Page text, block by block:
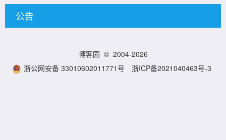
公告
博客园 © 2004-2026
浙公网安备 33010602011771号
浙ICP备2021040463号-3